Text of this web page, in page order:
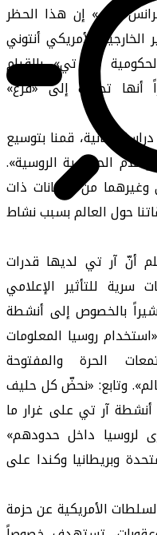
برس» إن هذا الحظر
الأمريكي أنتوني
«آر تي» بالقيام
أنها تحولت إلى «فرع»
متأنّية، قمنا بتوسيع
الحكومية الروسية».
من الكيانات ذات
حول العالم بسبب نشاط
أنّ آر تي لديها قدرات
سرية للتأثير الإعلامي
بالخصوص إلى أنشطة
روسيا المعلومات
الحرة والمفتوحة
وتابع: «نحضّ كل حليف
آر تي على غرار ما
لروسيا داخل حدودهم»
وبريطانيا وكندا على
الأمريكية عن حزمة